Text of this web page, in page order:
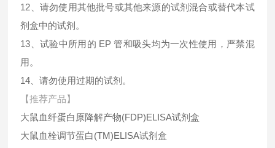
12、请勿使用其他批号或其他来源的试剂混合或替代本试
剂盒中的试剂。
13、试验中所用的 EP 管和吸头均为一次性使用，严禁混
用。
14、请勿使用过期的试剂。
【推荐产品】
大鼠血纤蛋白原降解产物(FDP)ELISA试剂盒
大鼠血栓调节蛋白(TM)ELISA试剂盒